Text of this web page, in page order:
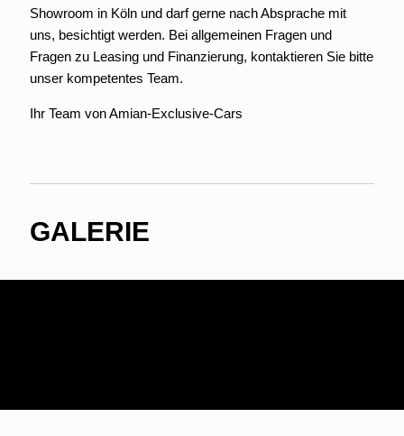
Showroom in Köln und darf gerne nach Absprache mit
uns, besichtigt werden. Bei allgemeinen Fragen und
Fragen zu Leasing und Finanzierung, kontaktieren Sie bitte
unser kompetentes Team.
Ihr Team von Amian-Exclusive-Cars
GALERIE